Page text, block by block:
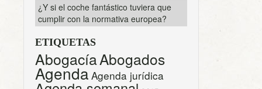
¿Y si el coche fantástico tuviera que
cumplir con la normativa europea?
ETIQUETAS
AbogacíaAbogados
Agenda Agenda jurídica